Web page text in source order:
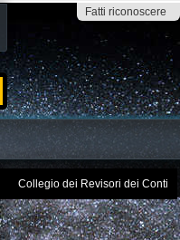
Fatti riconoscere
Collegio dei Revisori dei Conti